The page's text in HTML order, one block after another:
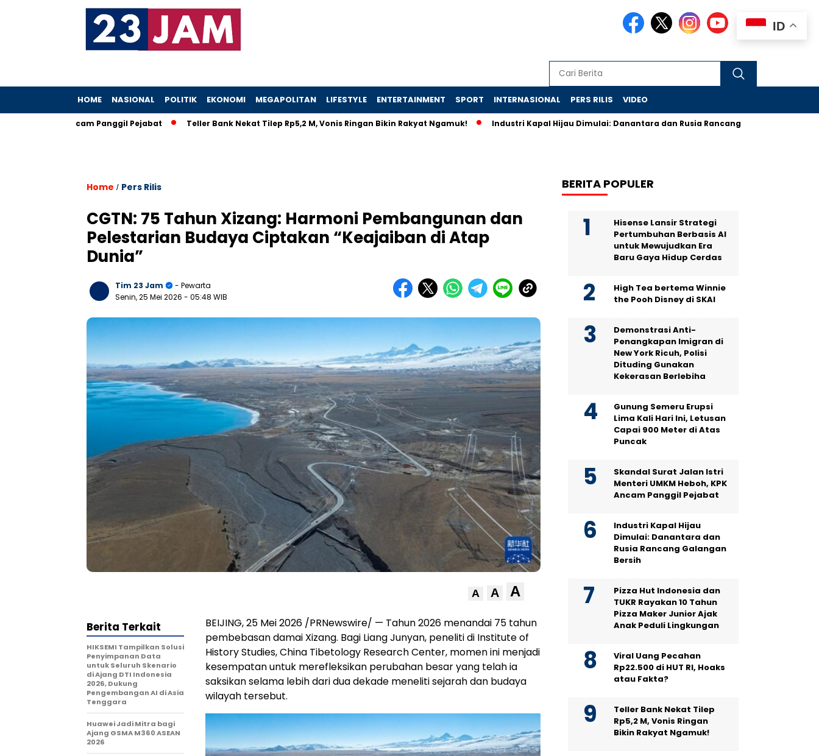
HOME NASIONAL POLITIK EKONOMI MEGAPOLITAN LIFESTYLE ENTERTAINMENT SPORT INTERNASIONAL PERS RILIS VIDEO
KPK Ancam Panggil Pejabat Teller Bank Nekat Tilep Rp5,2 M, Vonis Ringan Bikin Rakyat Ngamuk! Industri Kapal Hijau Dimulai: Danantara dan Rusia Rancang Galangan Bersih
Home / Pers Rilis
CGTN: 75 Tahun Xizang: Harmoni Pembangunan dan
Pelestarian Budaya Ciptakan “Keajaiban di Atap
Dunia”
Tim 23 Jam
- Pewarta
Senin, 25 Mei 2026 - 05:48 WIB
A A A
BEIJING, 25 Mei 2026 /PRNewswire/ — Tahun 2026 menandai 75 tahun
pembebasan damai Xizang. Bagi Liang Junyan, peneliti di Institute of
History Studies, China Tibetology Research Center, momen ini menjadi
kesempatan untuk merefleksikan perubahan besar yang telah ia
saksikan selama lebih dari dua dekade meneliti sejarah dan budaya
wilayah tersebut.
Berita Terkait
HIKSEMI Tampilkan Solusi
Penyimpanan Data
untuk Seluruh Skenario
di Ajang DTI Indonesia
2026, Dukung
Pengembangan AI di Asia
Tenggara
Huawei Jadi Mitra bagi
Ajang GSMA M360 ASEAN
2026
BERITA POPULER
Hisense Lansir Strategi
Pertumbuhan Berbasis AI
untuk Mewujudkan Era
Baru Gaya Hidup Cerdas
High Tea bertema Winnie
the Pooh Disney di SKAI
Demonstrasi Anti-
Penangkapan Imigran di
New York Ricuh, Polisi
Dituding Gunakan
Kekerasan Berlebiha
Gunung Semeru Erupsi
Lima Kali Hari Ini, Letusan
Capai 900 Meter di Atas
Puncak
Skandal Surat Jalan Istri
Menteri UMKM Heboh, KPK
Ancam Panggil Pejabat
Industri Kapal Hijau
Dimulai: Danantara dan
Rusia Rancang Galangan
Bersih
Pizza Hut Indonesia dan
TUKR Rayakan 10 Tahun
Pizza Maker Junior Ajak
Anak Peduli Lingkungan
Viral Uang Pecahan
Rp22.500 di HUT RI, Hoaks
atau Fakta?
Teller Bank Nekat Tilep
Rp5,2 M, Vonis Ringan
Bikin Rakyat Ngamuk!
ID